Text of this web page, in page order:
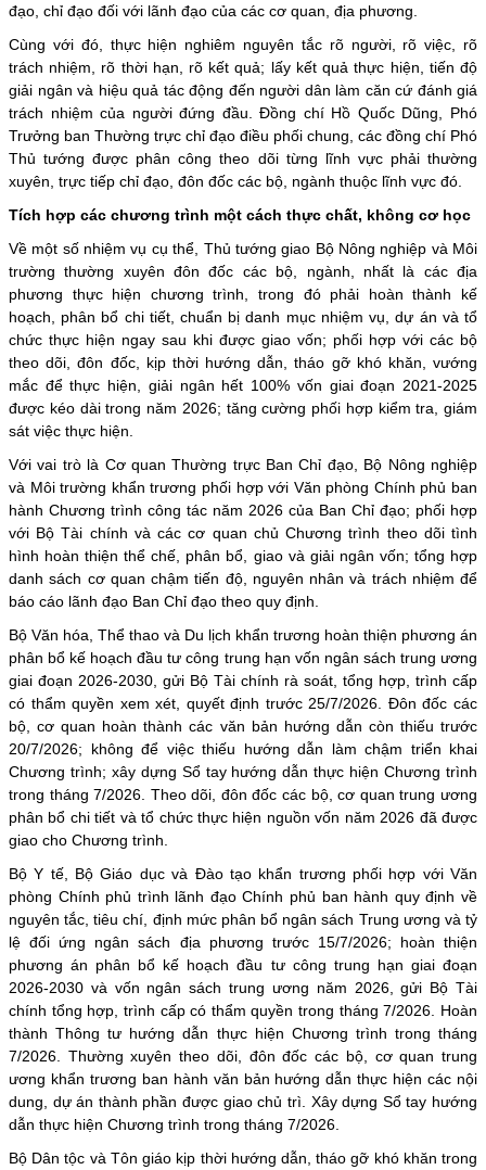
đạo, chỉ đạo đối với lãnh đạo của các cơ quan, địa phương.
Cùng với đó, thực hiện nghiêm nguyên tắc rõ người, rõ việc, rõ
trách nhiệm, rõ thời hạn, rõ kết quả; lấy kết quả thực hiện, tiến độ
giải ngân và hiệu quả tác động đến người dân làm căn cứ đánh giá
trách nhiệm của người đứng đầu. Đồng chí Hồ Quốc Dũng, Phó
Trưởng ban Thường trực chỉ đạo điều phối chung, các đồng chí Phó
Thủ tướng được phân công theo dõi từng lĩnh vực phải thường
xuyên, trực tiếp chỉ đạo, đôn đốc các bộ, ngành thuộc lĩnh vực đó.
Tích hợp các chương trình một cách thực chất, không cơ học
Về một số nhiệm vụ cụ thể, Thủ tướng giao Bộ Nông nghiệp và Môi
trường thường xuyên đôn đốc các bộ, ngành, nhất là các địa
phương thực hiện chương trình, trong đó phải hoàn thành kế
hoạch, phân bổ chi tiết, chuẩn bị danh mục nhiệm vụ, dự án và tổ
chức thực hiện ngay sau khi được giao vốn; phối hợp với các bộ
theo dõi, đôn đốc, kịp thời hướng dẫn, tháo gỡ khó khăn, vướng
mắc để thực hiện, giải ngân hết 100% vốn giai đoạn 2021-2025
được kéo dài trong năm 2026; tăng cường phối hợp kiểm tra, giám
sát việc thực hiện.
Với vai trò là Cơ quan Thường trực Ban Chỉ đạo, Bộ Nông nghiệp
và Môi trường khẩn trương phối hợp với Văn phòng Chính phủ ban
hành Chương trình công tác năm 2026 của Ban Chỉ đạo; phối hợp
với Bộ Tài chính và các cơ quan chủ Chương trình theo dõi tình
hình hoàn thiện thể chế, phân bổ, giao và giải ngân vốn; tổng hợp
danh sách cơ quan chậm tiến độ, nguyên nhân và trách nhiệm để
báo cáo lãnh đạo Ban Chỉ đạo theo quy định.
Bộ Văn hóa, Thể thao và Du lịch khẩn trương hoàn thiện phương án
phân bổ kế hoạch đầu tư công trung hạn vốn ngân sách trung ương
giai đoạn 2026-2030, gửi Bộ Tài chính rà soát, tổng hợp, trình cấp
có thẩm quyền xem xét, quyết định trước 25/7/2026. Đôn đốc các
bộ, cơ quan hoàn thành các văn bản hướng dẫn còn thiếu trước
20/7/2026; không để việc thiếu hướng dẫn làm chậm triển khai
Chương trình; xây dựng Sổ tay hướng dẫn thực hiện Chương trình
trong tháng 7/2026. Theo dõi, đôn đốc các bộ, cơ quan trung ương
phân bổ chi tiết và tổ chức thực hiện nguồn vốn năm 2026 đã được
giao cho Chương trình.
Bộ Y tế, Bộ Giáo dục và Đào tạo khẩn trương phối hợp với Văn
phòng Chính phủ trình lãnh đạo Chính phủ ban hành quy định về
nguyên tắc, tiêu chí, định mức phân bổ ngân sách Trung ương và tỷ
lệ đối ứng ngân sách địa phương trước 15/7/2026; hoàn thiện
phương án phân bổ kế hoạch đầu tư công trung hạn giai đoạn
2026-2030 và vốn ngân sách trung ương năm 2026, gửi Bộ Tài
chính tổng hợp, trình cấp có thẩm quyền trong tháng 7/2026. Hoàn
thành Thông tư hướng dẫn thực hiện Chương trình trong tháng
7/2026. Thường xuyên theo dõi, đôn đốc các bộ, cơ quan trung
ương khẩn trương ban hành văn bản hướng dẫn thực hiện các nội
dung, dự án thành phần được giao chủ trì. Xây dựng Sổ tay hướng
dẫn thực hiện Chương trình trong tháng 7/2026.
Bộ Dân tộc và Tôn giáo kịp thời hướng dẫn, tháo gỡ khó khăn trong